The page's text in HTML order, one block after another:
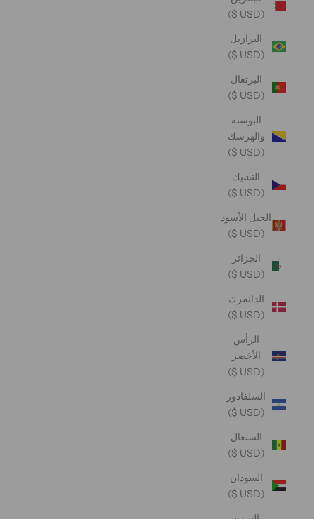
(USD $)
البرازيل
(USD $)
البرتغال
(USD $)
البوسنة
والهرسك
(USD $)
التشيك
(USD $)
الجبل الأسود
(USD $)
الجزائر
(USD $)
الدانمرك
(USD $)
الرأس
الأخضر
(USD $)
السلفادور
(USD $)
السنغال
(USD $)
السودان
(USD $)